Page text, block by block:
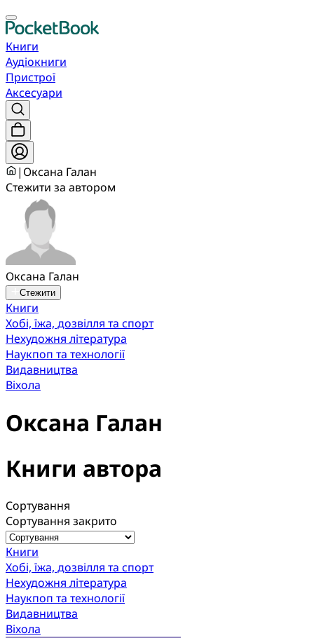
Книги
Аудіокниги
Пристрої
Аксесуари
| Оксана Галан
Стежити за автором
Оксана Галан
Стежити
Книги
Хобі, їжа, дозвілля та спорт
Нехудожня література
Наукпоп та технології
Видавництва
Віхола
Оксана Галан
Книги автора
Сортування
Сортування закрито
Книги
Хобі, їжа, дозвілля та спорт
Нехудожня література
Наукпоп та технології
Видавництва
Віхола